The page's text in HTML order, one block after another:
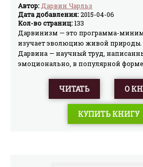
Автор: Дарвин Чарльз
Дата добавления:2015-04-06
Кол-во страниц:133
Дарвинизм — это программа-
изучает эволюцию живой природы.
Дарвина — научный труд,
эмоционально, в популярной
живой природы.ЧИТАТЬ О
КУПИТЬ КНИГУ